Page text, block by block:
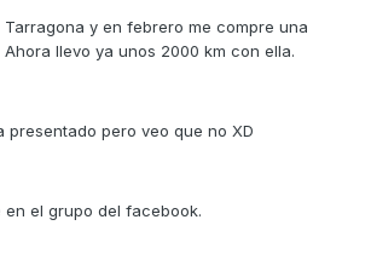
y en febrero me compre una
Ahora llevo ya unos 2000 km con ella.
presentado pero veo que no XD
en el grupo del facebook.